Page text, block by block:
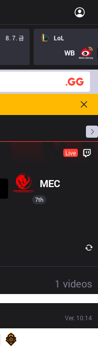
8. 7. 금
LoL
WB
프로빌
Live
MEC
7th
1 videos
Ver. 10.14